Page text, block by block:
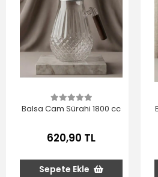
Balsa Cam Sürahi 1800 cc
620,90 TL
Sepete Ekle